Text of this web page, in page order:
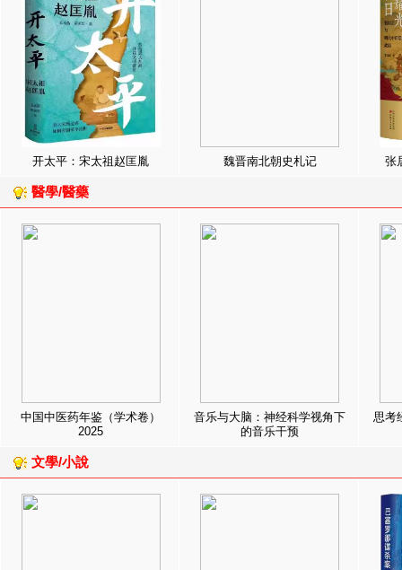
开太平：宋太祖赵匡胤 魏晋南北朝史札记 张
醫學/醫藥
中国中医药年鉴（学术卷）
2025
音乐与大脑：神经科学视角下
的音乐干预
思考
文學/小說